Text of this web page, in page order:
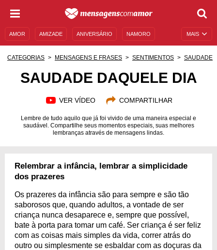
MAIS
AMOR AMIZADE ANIVERSÁRIO NAMORO
CATEGORIAS MENSAGENS E FRASES SENTIMENTOS SAUDADE
SAUDADE DAQUELE DIA
VER VÍDEO COMPARTILHAR
Lembre de tudo aquilo que já foi vivido de uma maneira especial e
saudável. Compartilhe seus momentos especiais, suas melhores
lembranças através de mensagens lindas.
Relembrar a infância, lembrar a simplicidade
dos prazeres
Os prazeres da infância são para sempre e são tão
saborosos que, quando adultos, a vontade de ser
criança nunca desaparece e, sempre que possível,
bate à porta para tomar um café. Ser criança é ser feliz
com as coisas mais simples da vida, correr atrás do
outro ou simplesmente se esbaldar com as doçuras da